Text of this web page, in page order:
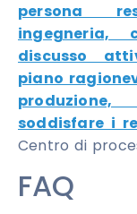
persona
ingegneria,
discusso
piano
soddisfare i
Centro di
FAQ